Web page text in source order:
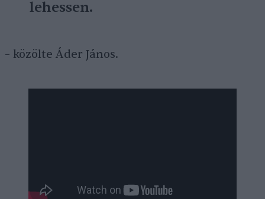
lehessen.
– közölte Áder János.